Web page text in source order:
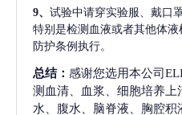
9、 试验中请穿实验服、戴口
特别是检测血液或者其他体
防护条例执行。
总结： 感谢您选用本公司
测血清、血浆、细胞培养
水、腹水、脑脊液、胸腔